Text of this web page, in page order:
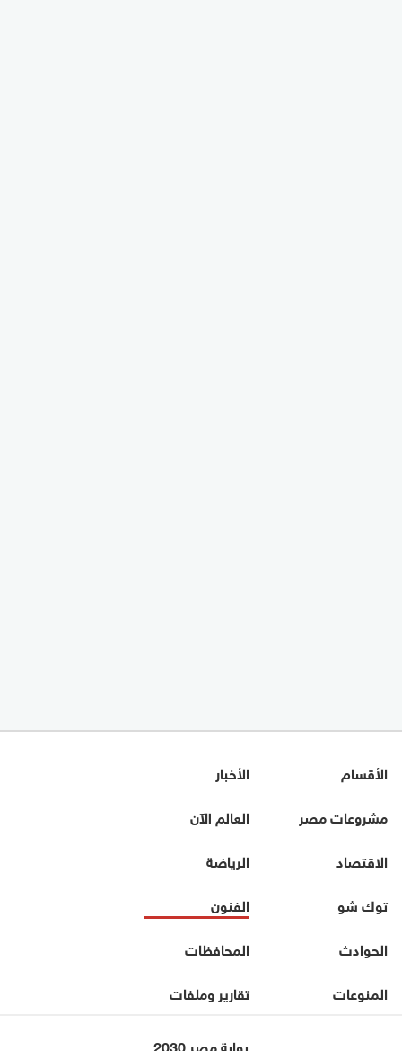
الأقسام
الأخبار
مشروعات مصر
العالم الآن
الاقتصاد
الرياضة
توك شو
الفنون
الحوادث
المحافظات
المنوعات
تقارير وملفات
بوابة مصر 2030